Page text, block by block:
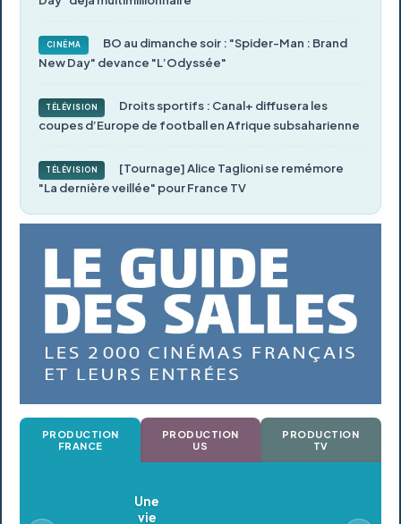
CINÉMA
BO au dimanche soir : "Spider-Man : Brand
New Day" devance "L’Odyssée"
TÉLÉVISION
Droits sportifs : Canal+ diffusera les
coupes d’Europe de football en Afrique subsaharienne
TÉLÉVISION
[Tournage] Alice Taglioni se remémore
"La dernière veillée" pour France TV
PRODUCTION
FRANCE
PRODUCTION
US
PRODUCTION
TV
Oldeupe
En postproduction